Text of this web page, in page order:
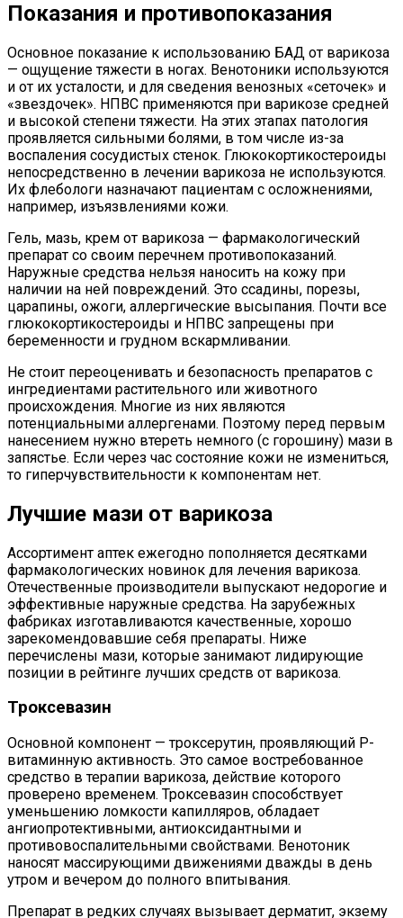
Показания и противопоказания
Основное показание к использованию БАД от варикоза
— ощущение тяжести в ногах. Венотоники используются
и от их усталости, и для сведения венозных «сеточек» и
«звездочек». НПВС применяются при варикозе средней
и высокой степени тяжести. На этих этапах патология
проявляется сильными болями, в том числе из-за
воспаления сосудистых стенок. Глюкокортикостероиды
непосредственно в лечении варикоза не используются.
Их флебологи назначают пациентам с осложнениями,
например, изъязвлениями кожи.
Гель, мазь, крем от варикоза — фармакологический
препарат со своим перечнем противопоказаний.
Наружные средства нельзя наносить на кожу при
наличии на ней повреждений. Это ссадины, порезы,
царапины, ожоги, аллергические высыпания. Почти все
глюкокортикостероиды и НПВС запрещены при
беременности и грудном вскармливании.
Не стоит переоценивать и безопасность препаратов с
ингредиентами растительного или животного
происхождения. Многие из них являются
потенциальными аллергенами. Поэтому перед первым
нанесением нужно втереть немного (с горошину) мази в
запястье. Если через час состояние кожи не измениться,
то гиперчувствительности к компонентам нет.
Лучшие мази от варикоза
Ассортимент аптек ежегодно пополняется десятками
фармакологических новинок для лечения варикоза.
Отечественные производители выпускают недорогие и
эффективные наружные средства. На зарубежных
фабриках изготавливаются качественные, хорошо
зарекомендовавшие себя препараты. Ниже
перечислены мази, которые занимают лидирующие
позиции в рейтинге лучших средств от варикоза.
Троксевазин
Основной компонент — троксерутин, проявляющий Р-
витаминную активность. Это самое востребованное
средство в терапии варикоза, действие которого
проверено временем. Троксевазин способствует
уменьшению ломкости капилляров, обладает
ангиопротективными, антиоксидантными и
противовоспалительными свойствами. Венотоник
наносят массирующими движениями дважды в день
утром и вечером до полного впитывания.
Препарат в редких случаях вызывает дерматит, экзему